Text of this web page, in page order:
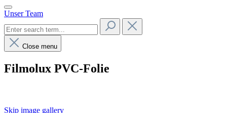
Unser Team
Close menu
Filmolux PVC-Folie
Skip image gallery